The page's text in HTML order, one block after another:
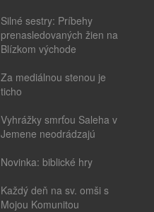
Silné sestry: Príbehy
prenasledovaných žien na
Blízkom východe
Za mediálnou stenou je
ticho
Vyhrážky smrťou Saleha v
Jemene neodrádzajú
Novinka: biblické hry
Každý deň na sv. omši s
Mojou Komunitou